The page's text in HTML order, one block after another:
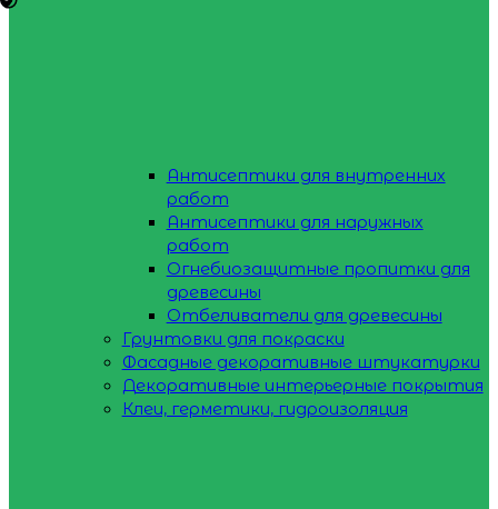
Антисептики для внутренних
работ
Антисептики для наружных
работ
Огнебиозащитные пропитки для
древесины
Отбеливатели для древесины
Грунтовки для покраски
Фасадные декоративные штукатурки
Декоративные интерьерные покрытия
Клеи, герметики, гидроизоляция